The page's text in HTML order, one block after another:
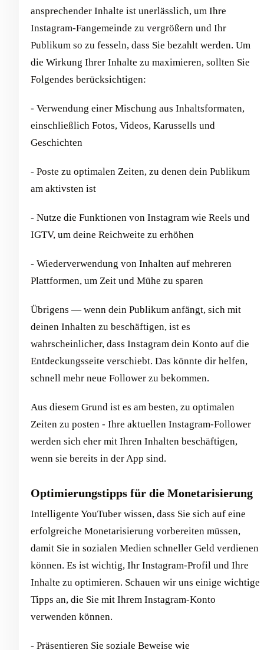
ansprechender Inhalte ist unerlässlich, um Ihre
Instagram-Fangemeinde zu vergrößern und Ihr
Publikum so zu fesseln, dass Sie bezahlt werden. Um
die Wirkung Ihrer Inhalte zu maximieren, sollten Sie
Folgendes berücksichtigen:
- Verwendung einer Mischung aus Inhaltsformaten,
einschließlich Fotos, Videos, Karussells und
Geschichten
- Poste zu optimalen Zeiten, zu denen dein Publikum
am aktivsten ist
- Nutze die Funktionen von Instagram wie Reels und
IGTV, um deine Reichweite zu erhöhen
- Wiederverwendung von Inhalten auf mehreren
Plattformen, um Zeit und Mühe zu sparen
Übrigens — wenn dein Publikum anfängt, sich mit
deinen Inhalten zu beschäftigen, ist es
wahrscheinlicher, dass Instagram dein Konto auf die
Entdeckungsseite verschiebt. Das könnte dir helfen,
schnell mehr neue Follower zu bekommen.
Aus diesem Grund ist es am besten, zu optimalen
Zeiten zu posten - Ihre aktuellen Instagram-Follower
werden sich eher mit Ihren Inhalten beschäftigen,
wenn sie bereits in der App sind.
Optimierungstipps für die Monetarisierung
Intelligente YouTuber wissen, dass Sie sich auf eine
erfolgreiche Monetarisierung vorbereiten müssen,
damit Sie in sozialen Medien schneller Geld verdienen
können. Es ist wichtig, Ihr Instagram-Profil und Ihre
Inhalte zu optimieren. Schauen wir uns einige wichtige
Tipps an, die Sie mit Ihrem Instagram-Konto
verwenden können.
- Präsentieren Sie soziale Beweise wie